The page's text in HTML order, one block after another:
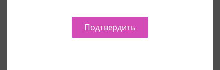
Подтвердить
Добавить в корзину